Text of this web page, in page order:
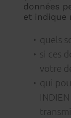
données
et indique
quels
si ces
votre
qui